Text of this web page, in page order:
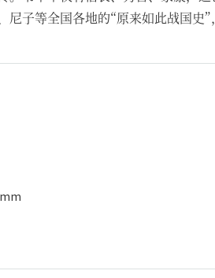
尼子等全国各地的“原来如此战国史